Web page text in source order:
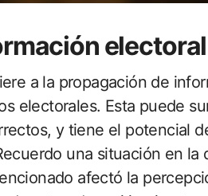
electoral
a la propagación de
electorales. Esta puede
y tiene el potencial
una situación en la
afectó la